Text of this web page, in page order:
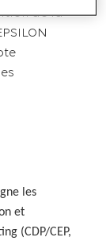
de la
les
et
(CDP/CEP,